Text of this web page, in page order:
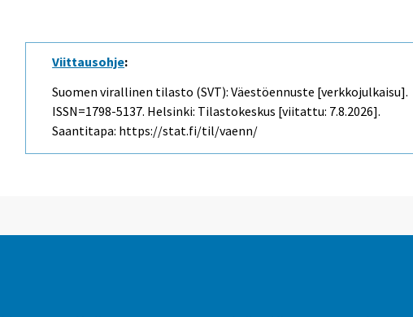
Viittausohje:
Suomen virallinen tilasto (SVT): Väestöennuste [verkkojulkaisu].
ISSN=1798-5137. Helsinki: Tilastokeskus [viitattu: 7.8.2026].
Saantitapa: https://stat.fi/til/vaenn/